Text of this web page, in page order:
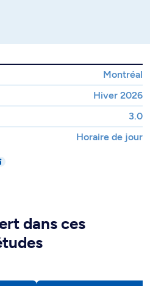
Montréal
Hiver 2026
3.0
Horaire de jour
dans ces